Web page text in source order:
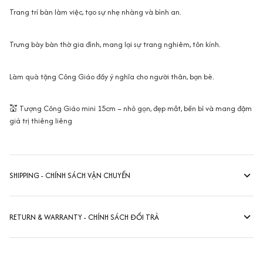
Trang trí bàn làm việc, tạo sự nhẹ nhàng và bình an.
Trưng bày bàn thờ gia đình, mang lại sự trang nghiêm, tôn kính.
Làm quà tặng Công Giáo đầy ý nghĩa cho người thân, bạn bè.
💒 Tượng Công Giáo mini 15cm – nhỏ gọn, đẹp mắt, bền bỉ và mang đậm
giá trị thiêng liêng
SHIPPING - CHÍNH SÁCH VẬN CHUYỂN
RETURN & WARRANTY - CHÍNH SÁCH ĐỔI TRẢ